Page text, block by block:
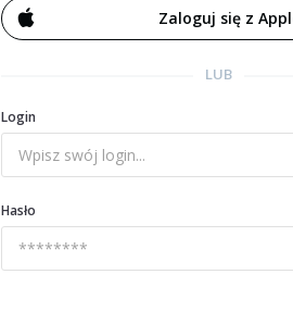
Zaloguj się z
LUB
Login
Hasło